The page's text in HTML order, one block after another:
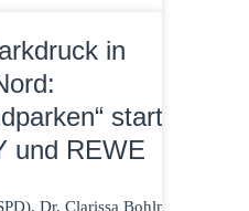
in
startet
und REWE
Dr. Clarissa Bohlmann